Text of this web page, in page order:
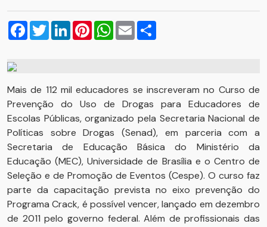
Facebook
TwitterLinkedInPinterestWhatsApp
Email
Mais de 112 mil educadores se inscreveram no Curso de
Prevenção do Uso de Drogas para Educadores de
Escolas Públicas, organizado pela Secretaria Nacional de
Políticas sobre Drogas (Senad), em parceria com a
Secretaria de Educação Básica do Ministério da
Educação (MEC), Universidade de Brasília e o Centro de
Seleção e de Promoção de Eventos (Cespe). O curso faz
parte da capacitação prevista no eixo prevenção do
Programa Crack, é possível vencer, lançado em dezembro
de 2011 pelo governo federal. Além de profissionais das